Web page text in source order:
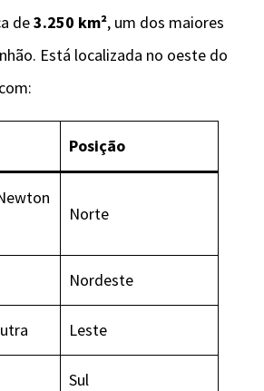
de3.250 km², um dos maiores
Está localizada no oeste do
Posição
Norte
Nordeste
Leste
Sul